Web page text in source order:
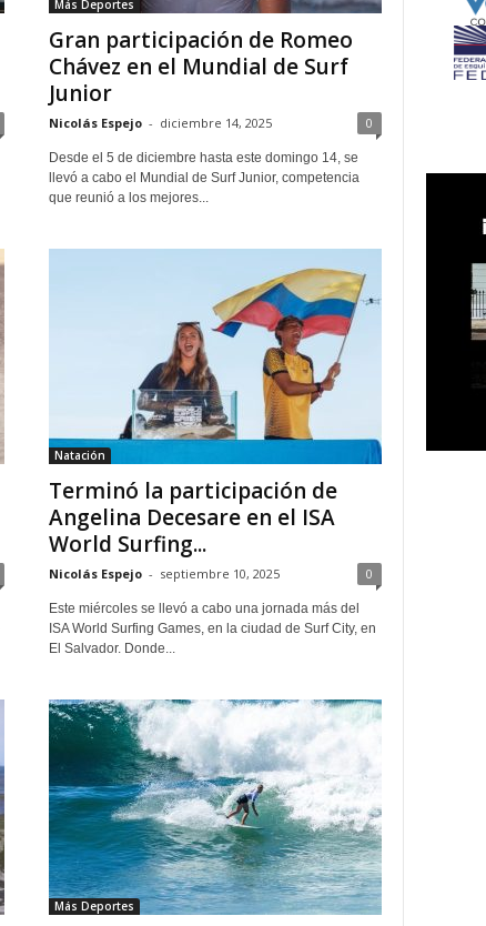
Más Deportes
Gran participación de Romeo
Chávez en el Mundial de Surf
Junior
Nicolás Espejo - diciembre 14, 2025 0
Desde el 5 de diciembre hasta este domingo 14, se
llevó a cabo el Mundial de Surf Junior, competencia
que reunió a los mejores...
Natación
Terminó la participación de
Angelina Decesare en el ISA
World Surfing...
Nicolás Espejo - septiembre 10, 2025 0
Este miércoles se llevó a cabo una jornada más del
ISA World Surfing Games, en la ciudad de Surf City, en
El Salvador. Donde...
Más Deportes